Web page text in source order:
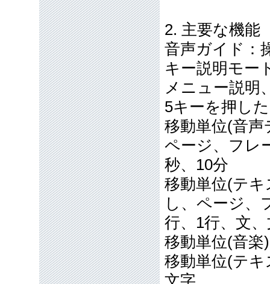
2. 主要な機能
音声ガイド：
キー説明モー
メニュー説明
5キーを押し
移動単位(音声
ページ、フレ
秒、10分
移動単位(テ
し、ページ、
行、1行、文
移動単位(音
移動単位(テ
文字